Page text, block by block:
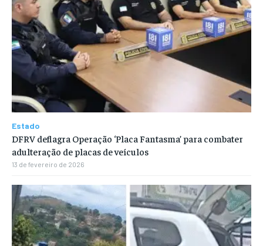
Estado
DFRV deflagra Operação ‘Placa Fantasma’ para combater
adulteração de placas de veículos
13 de fevereiro de 2026